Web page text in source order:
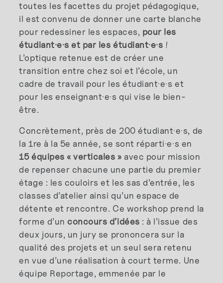
toutes les facettes du projet pédagogique,
il est convenu de donner une carte blanche
pour redessiner les espaces, pour les
étudiant·e·s et par les étudiant·e·s !
L’optique retenue est de créer une
transition entre chez soi et l’école, un
cadre de travail pour les étudiant·e·s et
pour les enseignant·e·s qui vise le bien-
être.
Concrètement, près de 200 étudiant·e·s, de
la 1re à la 5e année, se sont réparti·e·s en
15 équipes « verticales » avec pour mission
de repenser chacune une partie du premier
étage : les couloirs et les sas d’entrée, les
classes d’atelier ainsi qu’un espace de
détente et rencontre. Ce workshop prend la
forme d’unconcours d’idées : à l’issue des
deux jours, un jury se prononcera sur la
qualité des projets et un seul sera retenu
en vue d’une réalisation à court terme. Une
équipe Reportage, emmenée par le